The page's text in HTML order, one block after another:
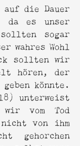
die Dauer
da es unser
sogar
wahres Wohl
sollten wir
hören, der
könnte.
unterweist
wir vom Tod
von ihm
gehorchen